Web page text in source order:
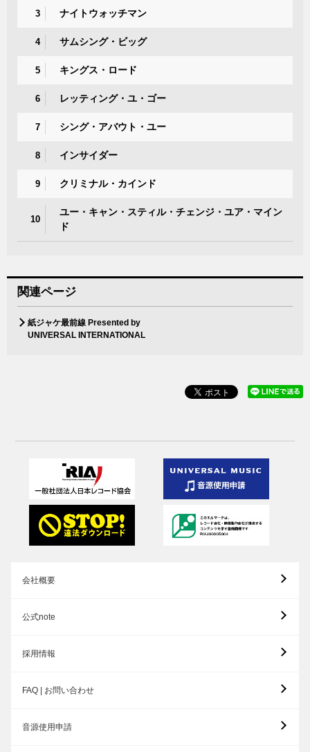
3 ナイトウォッチマン
4 サムシング・ビッグ
5 キングス・ロード
6 レッティング・ユ・ゴー
7 シング・アバウト・ユー
8 インサイダー
9 クリミナル・カインド
10
ユー・キャン・スティル・チェンジ・ユア・マイン
ド
関連ページ
紙ジャケ最前線 Presented by
UNIVERSAL INTERNATIONAL
会社概要
公式note
採用情報
FAQ | お問い合わせ
音源使用申請